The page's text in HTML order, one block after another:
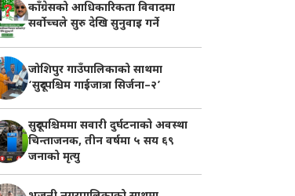
काँग्रेसको आधिकारिकता विवादमा
सर्वोच्चले सुरु देखि सुनुवाइ गर्ने
जोशिपुर गाउँपालिकाको साथमा
‘सुदूरपश्चिम गाईजात्रा सिर्जना–२’
सुदूरपश्चिममा सवारी दुर्घटनाको अवस्था
चिन्ताजनक, तीन वर्षमा ५ सय ६९
जनाको मृत्यु